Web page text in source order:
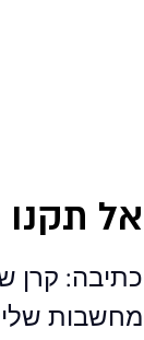
אל
כתיבה: קרן
מחשבות